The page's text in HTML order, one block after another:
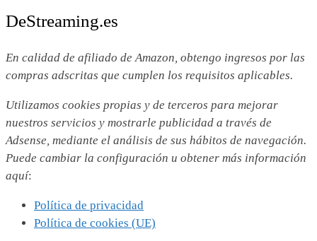
DeStreaming.es
En calidad de afiliado de Amazon, obtengo ingresos por las
compras adscritas que cumplen los requisitos aplicables.
Utilizamos cookies propias y de terceros para mejorar
nuestros servicios y mostrarle publicidad a través de
Adsense, mediante el análisis de sus hábitos de navegación.
Puede cambiar la configuración u obtener más información
aquí:
Política de privacidad
Política de cookies (UE)